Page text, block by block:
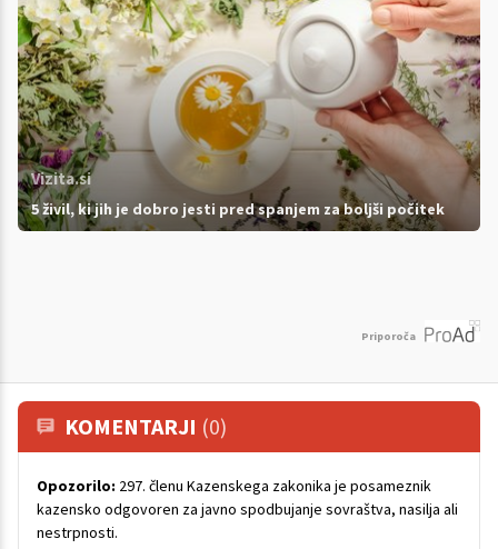
Vizita.si
5 živil, ki jih je dobro jesti pred spanjem za boljši počitek
Priporoča
KOMENTARJI (0)
Opozorilo: 297. členu Kazenskega zakonika je posameznik
kazensko odgovoren za javno spodbujanje sovraštva, nasilja ali
nestrpnosti.